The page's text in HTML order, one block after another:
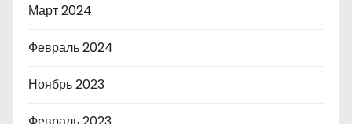
Март 2024
Февраль 2024
Ноябрь 2023